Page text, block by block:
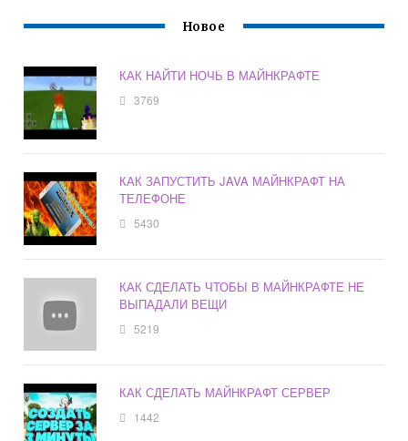
Новое
КАК НАЙТИ НОЧЬ В МАЙНКРАФТЕ
3769
КАК ЗАПУСТИТЬ JAVA МАЙНКРАФТ НА
ТЕЛЕФОНЕ
5430
КАК СДЕЛАТЬ ЧТОБЫ В МАЙНКРАФТЕ НЕ
ВЫПАДАЛИ ВЕЩИ
5219
КАК СДЕЛАТЬ МАЙНКРАФТ СЕРВЕР
1442